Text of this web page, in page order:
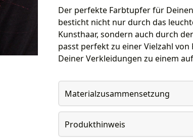
Der perfekte Farbtupfer für
besticht nicht nur durch das
Kunsthaar, sondern auch durch
passt perfekt zu einer Vielzahl
Deiner Verkleidungen zu einem
Materialzusammensetzung
Produkthinweis